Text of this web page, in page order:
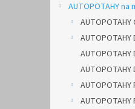
AUTOPOTAHY
AUTOPOTAHY
AUTOPOTAHY
AUTOPOTAHY
AUTOPOTAHY
AUTOPOTAHY
AUTOPOTAHY